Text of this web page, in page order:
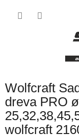
Wolfcraft
dreva PRO ø
wolfcraft